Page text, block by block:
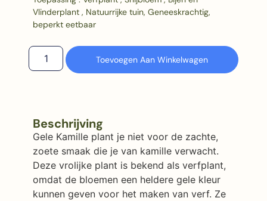
Vlinderplant , Natuurrijke tuin, Geneeskrachtig,
beperkt eetbaar
Toevoegen Aan Winkelwagen
Beschrijving
Gele Kamille plant je niet voor de zachte,
zoete smaak die je van kamille verwacht.
Deze vrolijke plant is bekend als verfplant,
omdat de bloemen een heldere gele kleur
kunnen geven voor het maken van verf. Ze